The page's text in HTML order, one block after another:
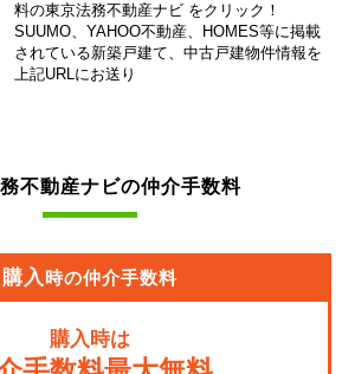
料の東京法務不動産ナビ をクリック！
SUUMO、YAHOO不動産、HOMES等に掲載
されている新築戸建て、中古戸建物件情報を
上記URLにお送り
不動産ナビの仲介手数料
購入時の仲介手数料
購入時は